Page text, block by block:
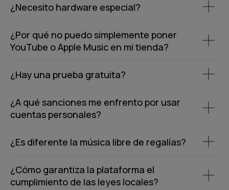
¿Necesito hardware especial?
¿Por qué no puedo simplemente poner
YouTube o Apple Music en mi tienda?
¿Hay una prueba gratuita?
¿A qué sanciones me enfrento por usar
cuentas personales?
¿Es diferente la música libre de regalías?
¿Cómo garantiza la plataforma el
cumplimiento de las leyes locales?